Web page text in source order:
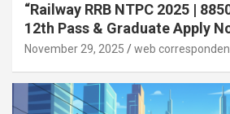
“Railway RRB NTPC 2025 | 8850
12th Pass & Graduate Apply
November 29, 2025 web